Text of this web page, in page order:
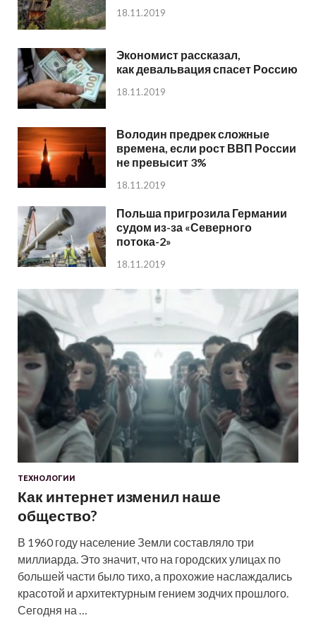
18.11.2019
Экономист рассказал,
как девальвация спасет Россию
18.11.2019
Володин предрек сложные
времена, если рост ВВП России
не превысит 3%
18.11.2019
Польша пригрозила Германии
судом из-за «Северного
потока-2»
18.11.2019
ТЕХНОЛОГИИ
Как интернет изменил наше
общество?
В 1960 году население Земли составляло три
миллиарда. Это значит, что на городских улицах по
большей части было тихо, а прохожие наслаждались
красотой и архитектурным гением зодчих прошлого.
Сегодня на …